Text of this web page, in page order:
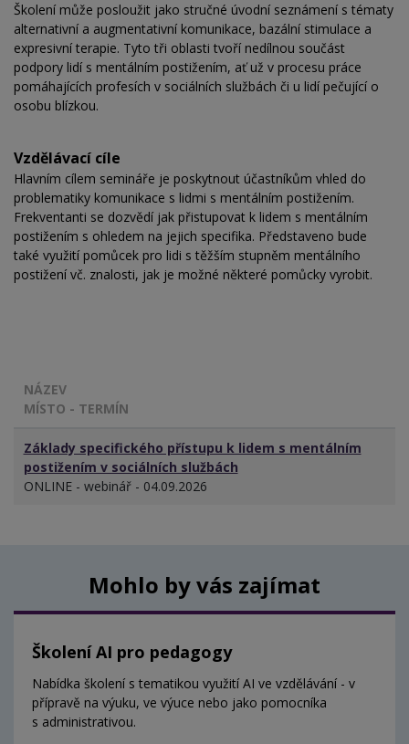
Školení může posloužit jako stručné úvodní seznámení s tématy
alternativní a augmentativní komunikace, bazální stimulace a
expresivní terapie. Tyto tři oblasti tvoří nedílnou součást
podpory lidí s mentálním postižením, ať už v procesu práce
pomáhajících profesích v sociálních službách či u lidí pečující o
osobu blízkou.
Vzdělávací cíle
Hlavním cílem semináře je poskytnout účastníkům vhled do
problematiky komunikace s lidmi s mentálním postižením.
Frekventanti se dozvědí jak přistupovat k lidem s mentálním
postižením s ohledem na jejich specifika. Představeno bude
také využití pomůcek pro lidi s těžším stupněm mentálního
postižení vč. znalosti, jak je možné některé pomůcky vyrobit.
NÁZEV
MÍSTO - TERMÍN
Základy specifického přístupu k lidem s mentálním
postižením v sociálních službách
ONLINE - webinář - 04.09.2026
Mohlo by vás zajímat
Školení AI pro pedagogy
Nabídka školení s tematikou využití AI ve vzdělávání - v
přípravě na výuku, ve výuce nebo jako pomocníka
s administrativou.